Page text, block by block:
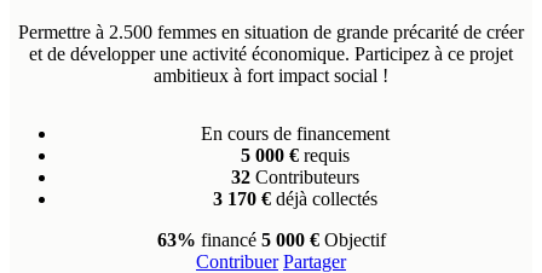
Permettre à 2.500 femmes en situation de grande précarité de créer
et de développer une activité économique. Participez à ce projet
ambitieux à fort impact social !
En cours de financement
5 000 € requis
32 Contributeurs
3 170 € déjà collectés
63% financé 5 000 €Objectif
Contribuer Partager